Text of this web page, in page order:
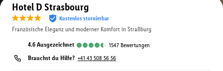
Hotel D Strasbourg
Kostenlos stornierbar
Französische Eleganz und moderner Komfort in Straßburg
4.6 ausgezeichnet 1547 Bewertungen
Brauchst du Hilfe? +41 43 508 56 56